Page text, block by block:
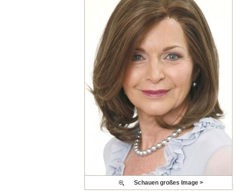
Schauen großes Image >